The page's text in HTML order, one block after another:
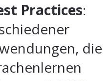
Practices:
die